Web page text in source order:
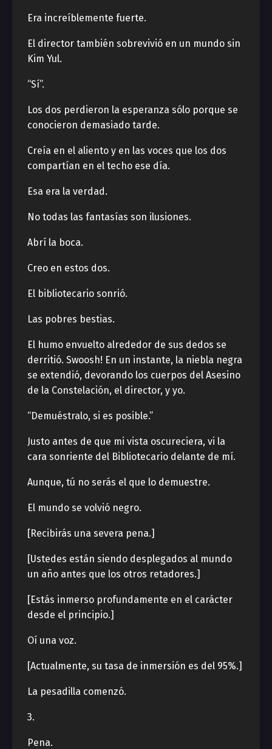
Era increíblemente fuerte.
El director también sobrevivió en un mundo sin
Kim Yul.
“Sí”.
Los dos perdieron la esperanza sólo porque se
conocieron demasiado tarde.
Creía en el aliento y en las voces que los dos
compartían en el techo ese día.
Esa era la verdad.
No todas las fantasías son ilusiones.
Abrí la boca.
Creo en estos dos.
El bibliotecario sonrió.
Las pobres bestias.
El humo envuelto alrededor de sus dedos se
derritió. Swoosh! En un instante, la niebla negra
se extendió, devorando los cuerpos del Asesino
de la Constelación, el director, y yo.
“Demuéstralo, si es posible.”
Justo antes de que mi vista oscureciera, vi la
cara sonriente del Bibliotecario delante de mí.
Aunque, tú no serás el que lo demuestre.
El mundo se volvió negro.
[Recibirás una severa pena.]
[Ustedes están siendo desplegados al mundo
un año antes que los otros retadores.]
[Estás inmerso profundamente en el carácter
desde el principio.]
Oí una voz.
[Actualmente, su tasa de inmersión es del 95%.]
La pesadilla comenzó.
3.
Pena.